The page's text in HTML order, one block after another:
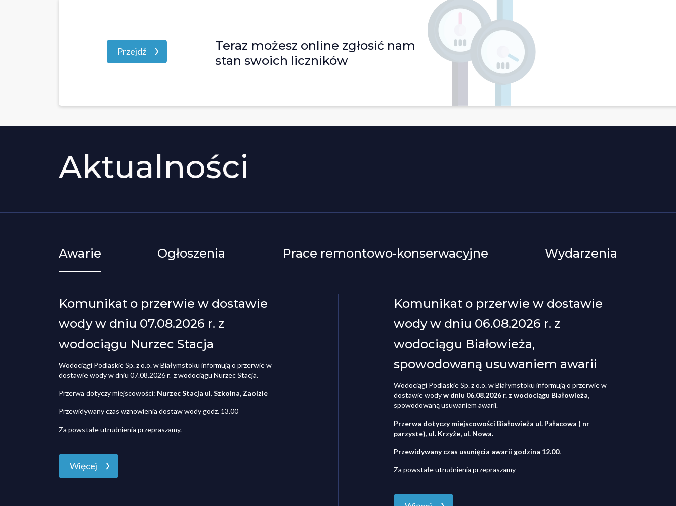
Teraz możesz online zgłosić nam
stan swoich liczników
Przejdź
Aktualności
Awarie Ogłoszenia Prace remontowo-konserwacyjne Wydarzenia
Komunikat o przerwie w dostawie
wody w dniu 07.08.2026 r. z
wodociągu Nurzec Stacja
Wodociągi Podlaskie Sp. z o.o. w Białymstoku informują o przerwie w
dostawie wody w dniu 07.08.2026 r. z wodociągu Nurzec Stacja.
Przerwa dotyczy miejscowości: Nurzec Stacja ul. Szkolna, Zaolzie
Przewidywany czas wznowienia dostaw wody godz. 13.00
Za powstałe utrudnienia przepraszamy.
Więcej
Komunikat o przerwie w dostawie
wody w dniu 06.08.2026 r. z
wodociągu Białowieża,
spowodowaną usuwaniem awarii
Wodociągi Podlaskie Sp. z o.o. w Białymstoku informują o przerwie w
dostawie wodyw dniu 06.08.2026 r. z wodociągu Białowieża,
spowodowaną usuwaniem awarii.
Przerwa dotyczy miejscowości Białowieża ul. Pałacowa ( nr
parzyste), ul. Krzyże, ul. Nowa.
Przewidywany czas usunięcia awarii godzina 12.00.
Za powstałe utrudnienia przepraszamy